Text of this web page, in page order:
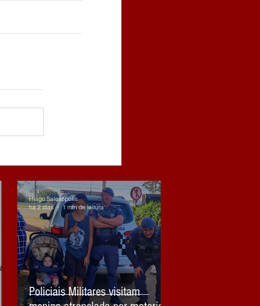
Policiais Militares visitam
Hiago Salesópolis
há 2 dias
1 min de leitura